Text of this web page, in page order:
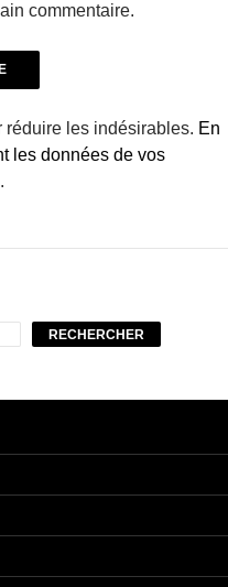
commentaire.
réduire les indésirables. En
les données de vos
.
RECHERCHER